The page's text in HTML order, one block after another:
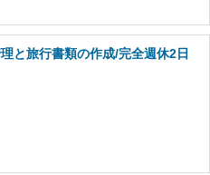
と旅行書類の作成/完全週休2日